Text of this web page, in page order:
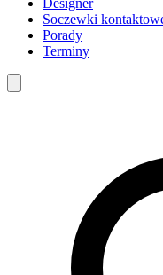
Soczewki
Porady
Terminy